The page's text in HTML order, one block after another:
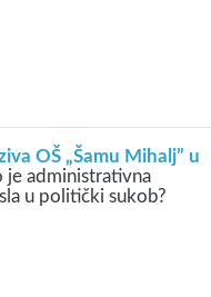
OŠ „Šamu Mihalj” u
je administrativna
u politički sukob?